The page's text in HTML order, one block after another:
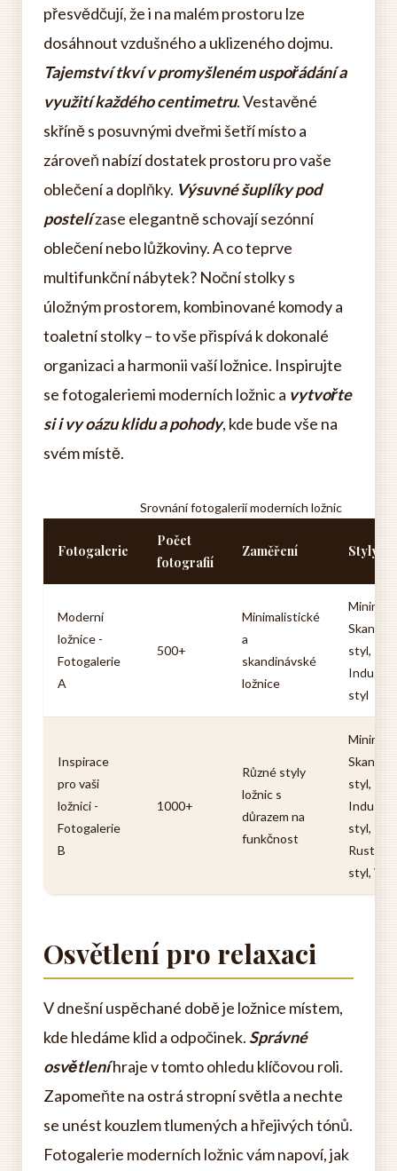
přesvědčují, že i na malém prostoru lze
dosáhnout vzdušného a uklizeného dojmu.
Tajemství tkví v promyšleném uspořádání a
využití každého centimetru. Vestavěné
skříně s posuvnými dveřmi šetří místo a
zároveň nabízí dostatek prostoru pro vaše
oblečení a doplňky. Výsuvné šuplíky pod
postelízase elegantně schovají sezónní
oblečení nebo lůžkoviny. A co teprve
multifunkční nábytek? Noční stolky s
úložným prostorem, kombinované komody a
toaletní stolky – to vše přispívá k dokonalé
organizaci a harmonii vaší ložnice. Inspirujte
se fotogaleriemi moderních ložnic a vytvořte
si i vy oázu klidu a pohody, kde bude vše na
svém místě.
Srovnání fotogalerií moderních ložnic
Fotogalerie
Počet
fotografií
Zaměření Styly
Moderní
ložnice -
Fotogalerie
A
500+
Minimalistické
a
skandinávské
ložnice
styl,
styl
Inspirace
pro vaši
ložnici -
Fotogalerie
B
1000+
Různé styly
ložnic s
důrazem na
funkčnost
styl,
styl,
styl,
Osvětlení pro relaxaci
V dnešní uspěchané době je ložnice místem,
kde hledáme klid a odpočinek. Správné
osvětleníhraje v tomto ohledu klíčovou roli.
Zapomeňte na ostrá stropní světla a nechte
se unést kouzlem tlumených a hřejivých tónů.
Fotogalerie moderních ložnic vám napoví, jak